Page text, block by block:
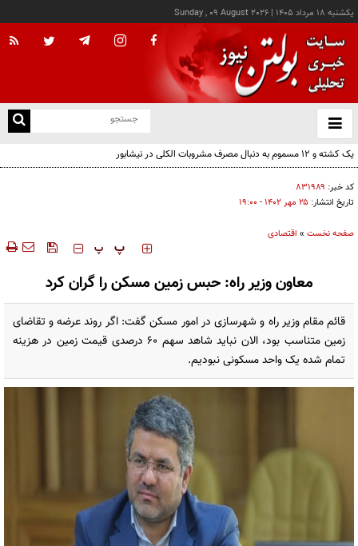
يکشنبه ۱۸ مرداد ۱۴۰۵ |
Sunday , 09 August 2026
باز
و
کد خبر: ۸۳۱۹۸۹
تاریخ انتشار: ۲۵ مهر ۱۴۰۲ - ۱۹:۰۰
صفحه نخست » اقتصادی
‍‍‍ پ پ
معاون وزیر راه: حبس زمین مسکن را گران کرد
قائم مقام وزیر راه و شهرسازی در امور مسکن گفت: اگر روند عرضه و تقاضای
زمین متناسب بود، الان نباید شاهد سهم 60 درصدی قیمت زمین در هزینه
تمام شده یک واحد مسکونی نبودیم.